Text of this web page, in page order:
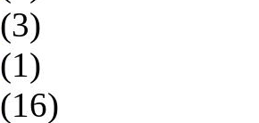
(3)
(1)
(16)